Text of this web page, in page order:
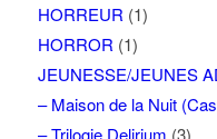
HORREUR (1)
HORROR (1)
JEUNESSE/JEUNES
– Maison de la Nuit
– Trilogie Delirium (3)